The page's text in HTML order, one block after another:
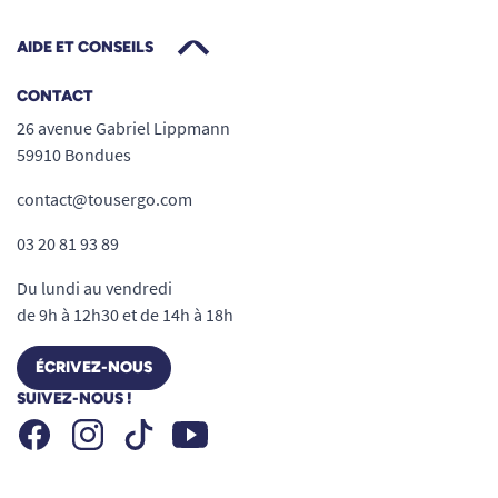
Convient à tous les utilisateurs recherchant
performance, facilité et légèreté pour leur
mobilité.
Caractéristiques techniques du
Carbon"
DIMENSIONS :
Dimensions déplié :
Dimensions plié :
87 (h) x 59 (l) x 57 (L) cm
AIDE ET CONSEILS
CONTACT
26 avenue Gabriel Lippmann
59910 Bondues
contact@tousergo.com
03 20 81 93 89
Du lundi au vendredi
de 9h à 12h30 et de 14h à 18h
ÉCRIVEZ-NOUS
SUIVEZ-NOUS !
FacebookInstagramTiktok Youtube